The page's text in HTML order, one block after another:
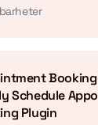
Schedule
Plugin